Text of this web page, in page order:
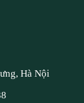
Hà Nội